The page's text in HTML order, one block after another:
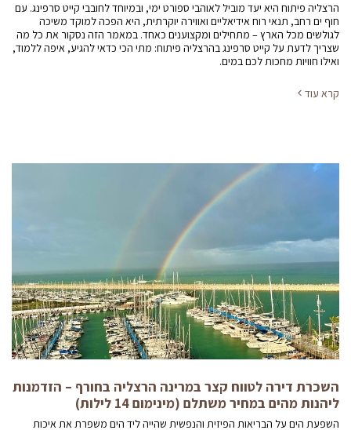
הרצליה פיתוח היא יעד מוביל לאוהבי ספורט ימי, ובמיוחד לחובבי קייט סרפינג. עם
חוף ים רחב, תנאי רוח אידיאליים ואווירה יוקרתית, היא הפכה למוקד משיכה
לגולשים מכל הארץ – מתחילים ומקצוענים כאחד. במאמר הזה נסקור את כל מה
שצריך לדעת על קייט סרפינג בהרצליה פיתוח: מתי הכי כדאי להגיע, איפה ללמוד,
ואילו חוויות מחכות לכם במים.
קרא עוד
השכרת דירה לטווח קצר במרינה הרצליה בחורף – הזדמנות
ליהנות מהים במחיר משתלם (מינימום 14 לילות)
השפעת הים על הבריאות הפיזית והנפשית שהייה ליד הים משפרת את איכות